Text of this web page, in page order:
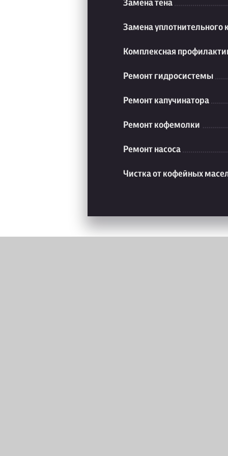
Замена тена
Замена уплотнительного
Комплексная
Ремонт гидросистемы
Ремонт капучинатора
Ремонт кофемолки
Ремонт насоса
Чистка от кофейных